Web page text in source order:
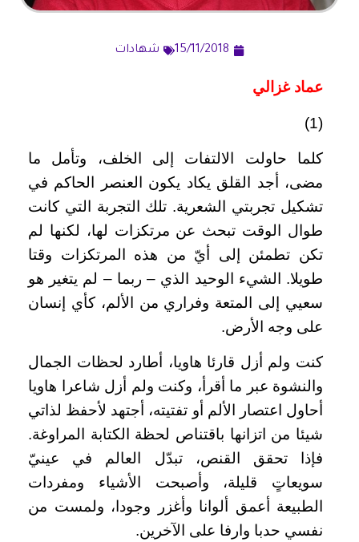
15/11/2018 شهادات
عماد غزالي
(1)
كلما حاولت الالتفات إلى الخلف، وتأمل ما
مضى، أجد القلق يكاد يكون العنصر الحاكم في
تشكيل تجربتي الشعرية. تلك التجربة التي كانت
طوال الوقت تبحث عن مرتكزات لها، لكنها لم
تكن تطمئن إلى أيّ من هذه المرتكزات وقتا
طويلا. الشيء الوحيد الذي – ربما – لم يتغير هو
سعيي إلى المتعة وفراري من الألم، كأي إنسان
على وجه الأرض.
كنت ولم أزل قارئا هاويا، أطارد لحظات الجمال
والنشوة عبر ما أقرأ، وكنت ولم أزل شاعرا هاويا
أحاول اعتصار الألم أو تفتيته، أجتهد لأحفظ لذاتي
شيئا من اتزانها باقتناص لحظة الكتابة المراوغة.
فإذا تحقق القنص، تبدّل العالم في عينيّ
سويعاتٍ قليلة، وأصبحت الأشياء ومفردات
الطبيعة أعمق ألوانا وأغزر وجودا، ولمست من
نفسي حدبا وارفا على الآخرين.